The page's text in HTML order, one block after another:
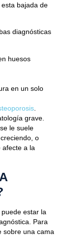
bajada de
diagnósticas
huesos
en un solo
grave.
le suele
o
afecte a la
estar la
Para
sobre una cama